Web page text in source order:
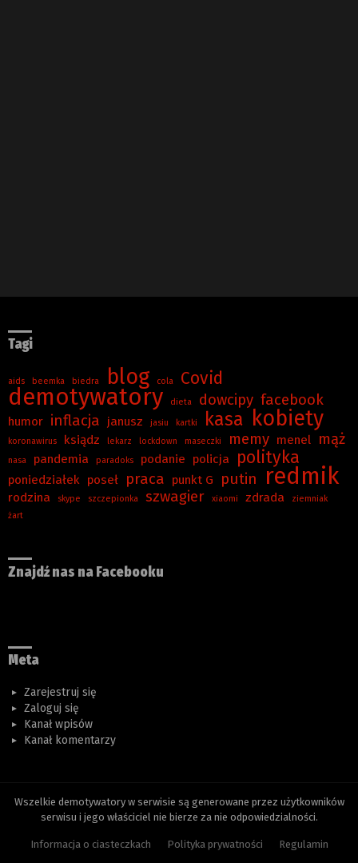
Tagi
aids beemka biedra blog cola Covid
demotywatory dieta dowcipy facebook
humor inflacja janusz jasiu kartki kasa kobiety
koronawirus ksiądz lekarz lockdown maseczki memy menel mąż
nasa pandemia paradoks podanie policja polityka
poniedziałek poseł praca punkt G putin redmik
rodzina skype szczepionka szwagier xiaomi zdrada
ziemniak
żart
Znajdź nas na Facebooku
Meta
Zarejestruj się
Zaloguj się
Kanał wpisów
Kanał komentarzy
Wszelkie demotywatory w serwisie są generowane przez użytkowników
serwisu i jego właściciel nie bierze za nie odpowiedzialności.
Informacja o ciasteczkach Polityka prywatności Regulamin